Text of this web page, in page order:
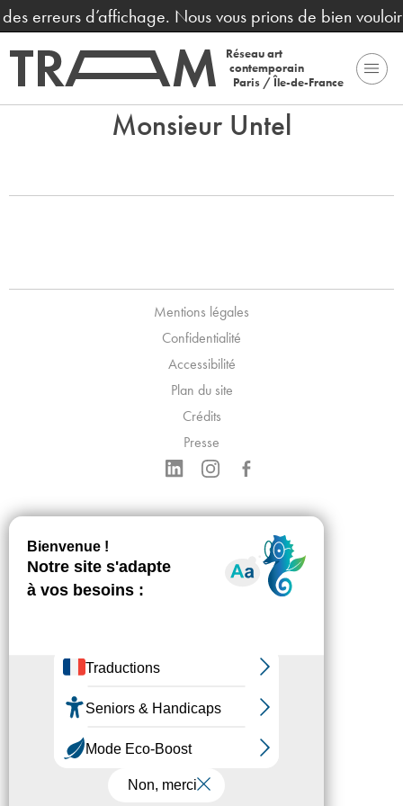
erreurs d’affichage. Nous vous prions de bien
Réseau art
contemporain
Paris / Île-de-France
Monsieur Untel
Mentions légales
Confidentialité
Accessibilité
Plan du site
Crédits
Presse